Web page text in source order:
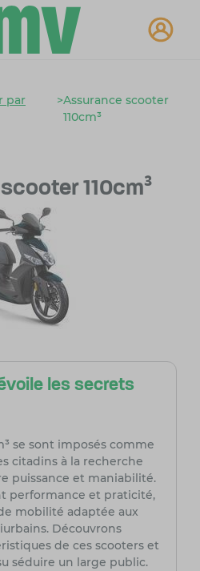
par
>Assurance scooter
110cm³
110cm³
les secrets
se sont imposés comme
citadins à la recherche
puissance et maniabilité.
performance et praticité,
mobilité adaptée aux
Découvrons
de ces scooters et
séduire un large public.